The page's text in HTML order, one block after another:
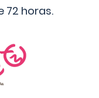
72 horas.